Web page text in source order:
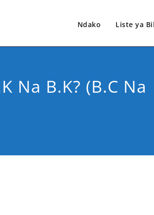
Ndako Liste ya
Na B.K? (B.C Na